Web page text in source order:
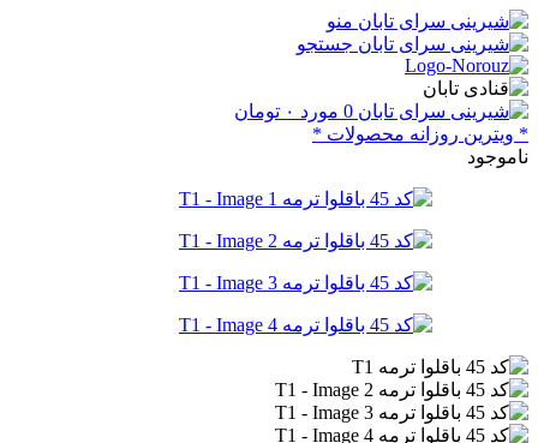
منو
جستجو
0 مورد ۰ تومان
* ویترین روزانه محصولات *
ناموجود